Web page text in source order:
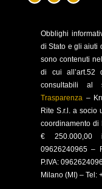
Obblighi
di Stato e gli aiuti
sono contenuti
di cui all’art.52
consultabili al
Trasparenza –
Rite S.r.l. a socio
coordinamento di
€ 250.000,00
09626240965 –
P.IVA:
Milano (MI) – Tel: